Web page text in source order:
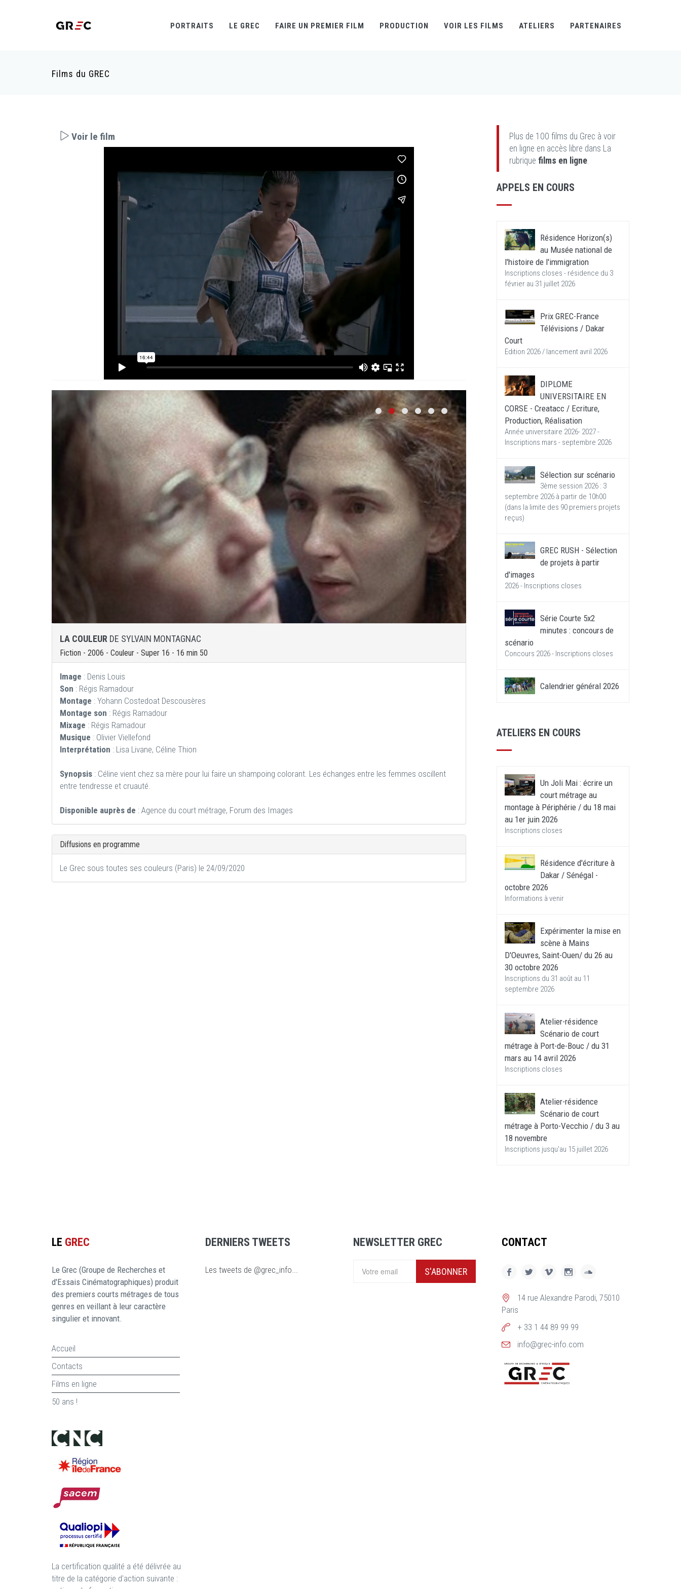
PORTRAITS LE GREC FAIRE UN PREMIER FILM PRODUCTION VOIR LES FILMS ATELIERS PARTENAIRES
Films du GREC
Voir le film
LA COULEUR DE SYLVAIN MONTAGNAC
Fiction - 2006 - Couleur - Super 16 - 16 min 50
Image : Denis Louis
Son : Régis Ramadour
Montage : Yohann Costedoat Descousères
Montage son : Régis Ramadour
Mixage : Régis Ramadour
Musique : Olivier Viellefond
Interprétation : Lisa Livane, Céline Thion
Synopsis : Céline vient chez sa mère pour lui faire un shampoing colorant. Les échanges entre les femmes oscillent
entre tendresse et cruauté.
Disponible auprès de : Agence du court métrage, Forum des Images
Diffusions en programme
Le Grec sous toutes ses couleurs (Paris) le 24/09/2020
Plus de 100 films du Grec à voir
en ligne en accès libre dans La
rubrique films en ligne.
APPELS EN COURS
Résidence Horizon(s)
au Musée national de
l'histoire de l'immigration
Inscriptions closes - résidence du 3
février au 31 juillet 2026
Prix GREC-France
Télévisions / Dakar
Court
Edition 2026 / lancement avril 2026
DIPLOME
UNIVERSITAIRE EN
CORSE - Creatacc / Ecriture,
Production, Réalisation
Année universitaire 2026- 2027 -
Inscriptions mars - septembre 2026
Sélection sur scénario
3ème session 2026 : 3
septembre 2026 à partir de 10h00
(dans la limite des 90 premiers projets
reçus)
GREC RUSH - Sélection
de projets à partir
d'images
2026 - Inscriptions closes
Série Courte 5x2
minutes : concours de
scénario
Concours 2026 - Inscriptions closes
Calendrier général 2026
ATELIERS EN COURS
Un Joli Mai : écrire un
court métrage au
montage à Périphérie / du 18 mai
au 1er juin 2026
Inscriptions closes
Résidence d'écriture à
Dakar / Sénégal -
octobre 2026
Informations à venir
Expérimenter la mise en
scène à Mains
D'Oeuvres, Saint-Ouen/ du 26 au
30 octobre 2026
Inscriptions du 31 août au 11
septembre 2026
Atelier-résidence
Scénario de court
métrage à Port-de-Bouc / du 31
mars au 14 avril 2026
Inscriptions closes
Atelier-résidence
Scénario de court
métrage à Porto-Vecchio / du 3 au
18 novembre
Inscriptions jusqu'au 15 juillet 2026
LE GREC
Le Grec (Groupe de Recherches et
d'Essais Cinématographiques) produit
des premiers courts métrages de tous
genres en veillant à leur caractère
singulier et innovant.
Accueil
Contacts
Films en ligne
50 ans !
La certification qualité a été délivrée au
titre de la catégorie d'action suivante :
DERNIERS TWEETS
Les tweets de @grec_info...
NEWSLETTER GREC
S'ABONNER
CONTACT
14 rue Alexandre Parodi, 75010
Paris
+ 33 1 44 89 99 99
info@grec-info.com